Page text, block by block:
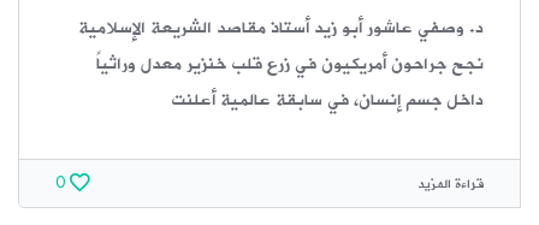
د. وصفي عاشور أبو زيد أستاذ مقاصد الشريعة الإسلامية
نجح جراحون أمريكيون في زرع قلب خنزير معدل وراثياً
داخل جسم إنسان، في سابقة عالمية أعلنت
قراءة المزيد 0